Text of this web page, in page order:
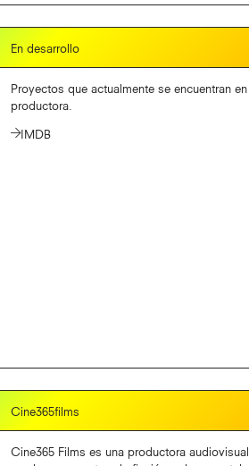
Cine365films
Cine365 Films es una productora
En desarrollo
Proyectos que actualmente se encuentran
productora.
IMDB